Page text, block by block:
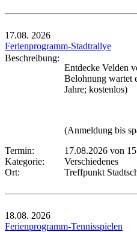
17.08. 2026
Ferienprogramm-Stadtrallye
Beschreibung:
Entdecke Velden
Belohnung wartet
Jahre; kostenlos)
(Anmeldung bis
Termin:
17.08.2026 von
Kategorie:
Verschiedenes
Ort:
Treffpunkt
18.08. 2026
Ferienprogramm-Tennisspielen